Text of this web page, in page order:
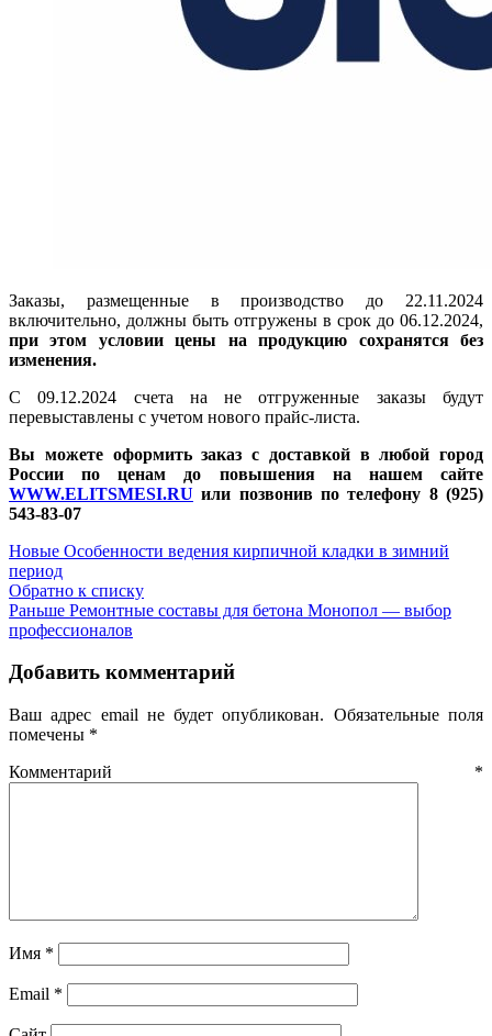
Заказы, размещенные в производство до 22.11.2024
включительно, должны быть отгружены в срок до 06.12.2024,
при этом условии цены на продукцию сохранятся без
изменения.
С 09.12.2024 счета на не отгруженные заказы будут
перевыставлены с учетом нового прайс-листа.
Вы можете оформить заказ с доставкой в любой город
России по ценам до повышения на нашем сайте
WWW.ELITSMESI.RU или позвонив по телефону 8 (925)
543-83-07
Новые Особенности ведения кирпичной кладки в зимний
период
Обратно к списку
Раньше Ремонтные составы для бетона Монопол — выбор
профессионалов
Добавить комментарий
Ваш адрес email не будет опубликован. Обязательные поля
помечены *
Комментарий *
Имя *
Email *